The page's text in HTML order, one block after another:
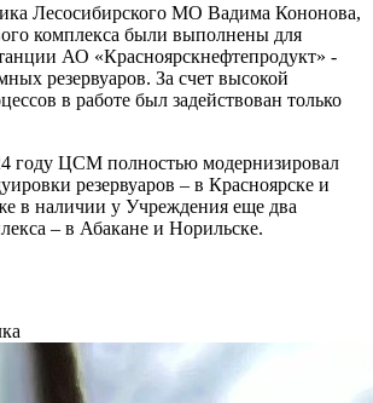
Лесосибирского МО Вадима Кононова,
комплекса были выполнены для
АО «Красноярскнефтепродукт» -
резервуаров. За счет высокой
в работе был задействован только
году ЦСМ полностью модернизировал
резервуаров – в Красноярске и
в наличии у Учреждения еще два
– в Абакане и Норильске.